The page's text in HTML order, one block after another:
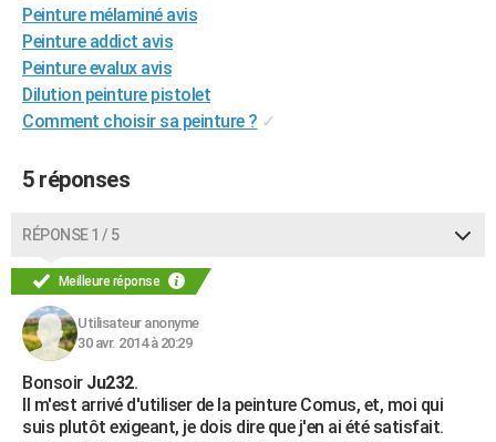
CARTE DE VOEUX
Carte de Noël
Carte Bonne année
Carte Saint-Valentin
Carte Pâques
Carte d'anniversaire
DICTIONNAIRE
Dictionnaire
Biographies
Citations
Expressions
Proverbes
PROGRAMME TV
S'inscrire
Se connecter
Lycées
Collèges
Primaires
Universités
Entreprises
Service militaire
Avis de recherche
AVIS DE DÉCÈS
FORUM
Bricolage
Lifestyle
Culture
Sport
Auto
Television
Voyage
Cinema
Peinture mélaminé avis
Peinture addict avis
Peinture evalux avis
Dilution peinture pistolet
Comment choisir sa peinture ? ✓
5 réponses
RÉPONSE 1 / 5
Meilleure réponse
Utilisateur anonyme
30 avr. 2014 à 20:29
Bonsoir Ju232.
Il m'est arrivé d'utiliser de la peinture Comus, et, moi qui
suis plutôt exigeant, je dois dire que j'en ai été satisfait.